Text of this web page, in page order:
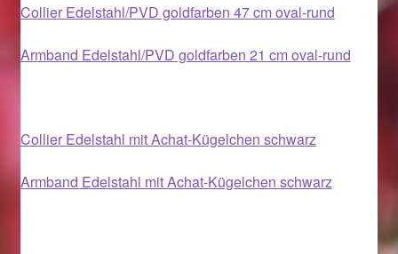
Magisches und Festliches zu Halloween
Collier Edelstahl/PVD goldfarben 47 cm oval-rund
Armband Edelstahl/PVD goldfarben 21 cm oval-rund
Collier Edelstahl mit Achat-Kügelchen schwarz
Armband Edelstahl mit Achat-Kügelchen schwarz